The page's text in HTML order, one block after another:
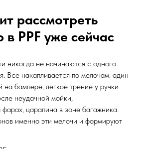
рассмотреть
PPF уже сейчас
никогда не начинаются с одного
Все накапливается по мелочам: один
на бампере, легкое трение у ручки
неудачной мойки,
царапина в зоне багажника.
именно эти мелочи и формируют